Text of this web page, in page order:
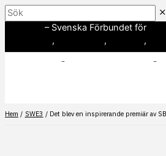
Hoppa
till
Sök
– Svenska Förbundet för
, , ,
Hem SWE3 Det blev en inspirerande premiär av